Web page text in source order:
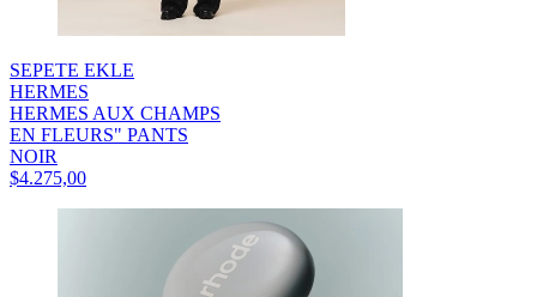
SEPETE EKLE
HERMES
HERMES AUX CHAMPS
EN FLEURS" PANTS
NOIR
$4.275,00